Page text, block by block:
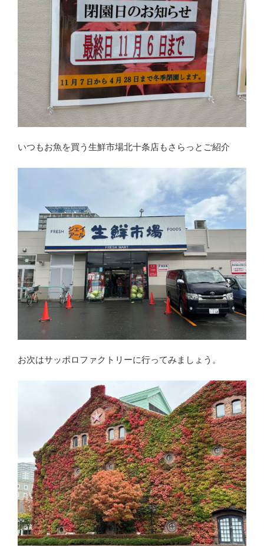
いつもお魚を買う生鮮市場北十条店もさらっとご紹介
お次はサッポロファクトリーに行ってみましょう。